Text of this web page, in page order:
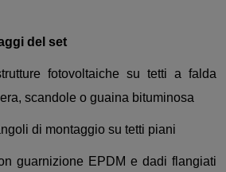
del set
fotovoltaiche su tetti a falda
scandole o guaina bituminosa
di montaggio su tetti piani
guarnizione EPDM e dadi flangiati